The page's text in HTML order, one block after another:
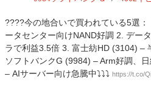
????今の地合いで買われている5選
ータセンター向けNAND好調 2. デー
ラで利益3.5倍 3. 富士紡HD (3104) –
ソフトバンクG (9984) – Arm好調、
– AIサーバー向け急騰中⤵️⤵️⤵️ https://t.co/